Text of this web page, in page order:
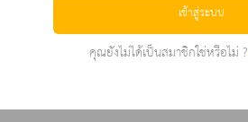
เข้าสู่ระบบ
คุณยังไม่ได้เป็นสมาชิกใช่หรือไม่ ?